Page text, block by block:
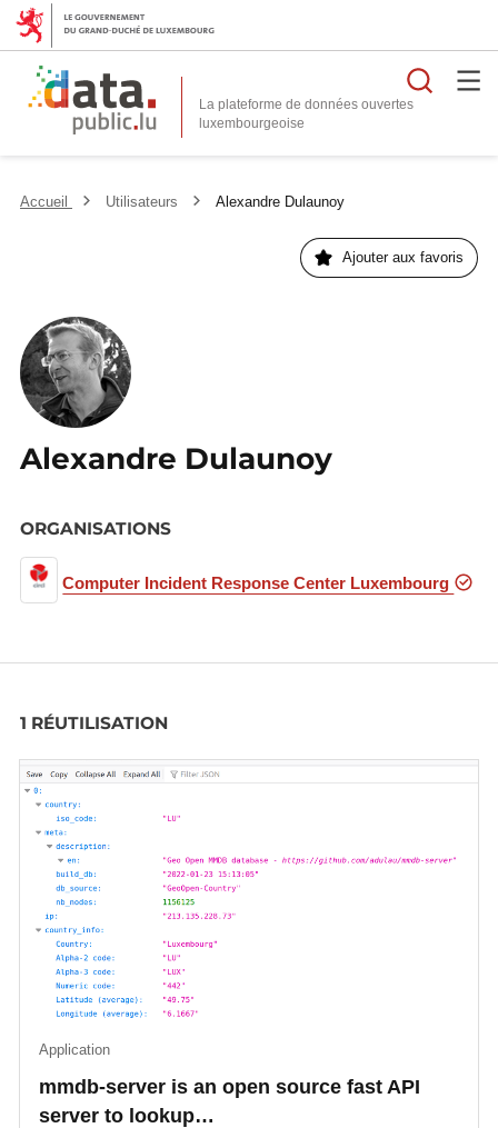
La plateforme de données ouvertes
Accueil Utilisateurs Alexandre Dulaunoy
Ajouter aux favoris
Alexandre Dulaunoy
ORGANISATIONS
Computer Incident Response Center Luxembourg
1 RÉUTILISATION
mmdb-server is an open source fast API
server to lookup…
Application